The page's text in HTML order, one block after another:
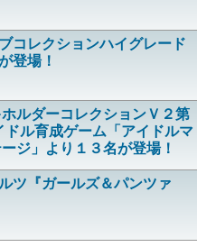
コレクションハイグレード
登場！
ルダーコレクションＶ２第
ドル育成ゲーム「アイドルマ
ジ」より１３名が登場！
ツ『ガールズ＆パンツァ